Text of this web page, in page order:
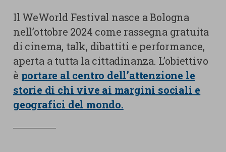
PARTECIPA
Contatti
Ufficio Stampa
Centro studi
Aziende e Fondazioni
Trasparenza
Lavora con noi
Cookie di Analisi
Cookie di marketing
Cookie di terze parti
Il WeWorld Festival nasce a Bologna
nell’ottobre 2024 come rassegna gratuita
di cinema, talk, dibattiti e performance,
aperta a tutta la cittadinanza. L’obiettivo
è portare al centro dell’attenzione le
storie di chi vive ai margini sociali e
geografici del mondo.